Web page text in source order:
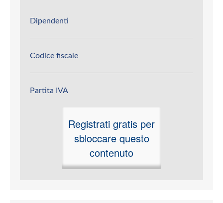
Dipendenti
Codice fiscale
Partita IVA
Registrati gratis per
sbloccare questo
contenuto